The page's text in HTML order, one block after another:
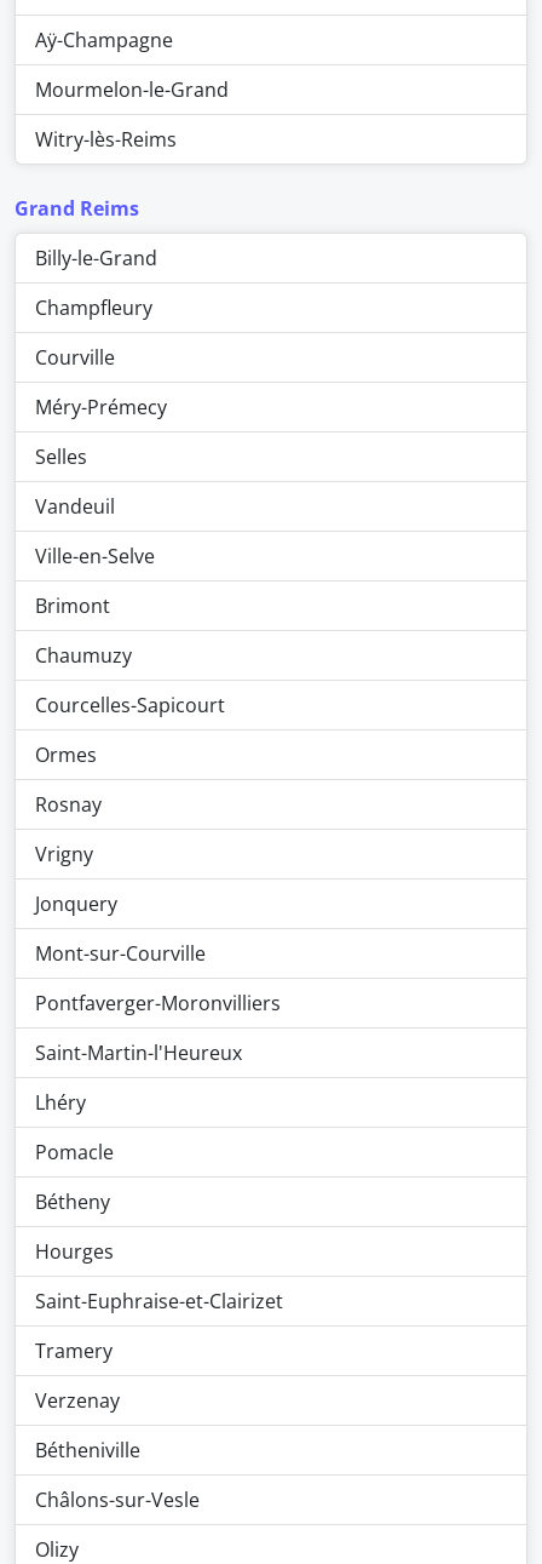
Aÿ-Champagne
Mourmelon-le-Grand
Witry-lès-Reims
Grand Reims
Billy-le-Grand
Champfleury
Courville
Méry-Prémecy
Selles
Vandeuil
Ville-en-Selve
Brimont
Chaumuzy
Courcelles-Sapicourt
Ormes
Rosnay
Vrigny
Jonquery
Mont-sur-Courville
Pontfaverger-Moronvilliers
Saint-Martin-l'Heureux
Lhéry
Pomacle
Bétheny
Hourges
Saint-Euphraise-et-Clairizet
Tramery
Verzenay
Bétheniville
Châlons-sur-Vesle
Olizy